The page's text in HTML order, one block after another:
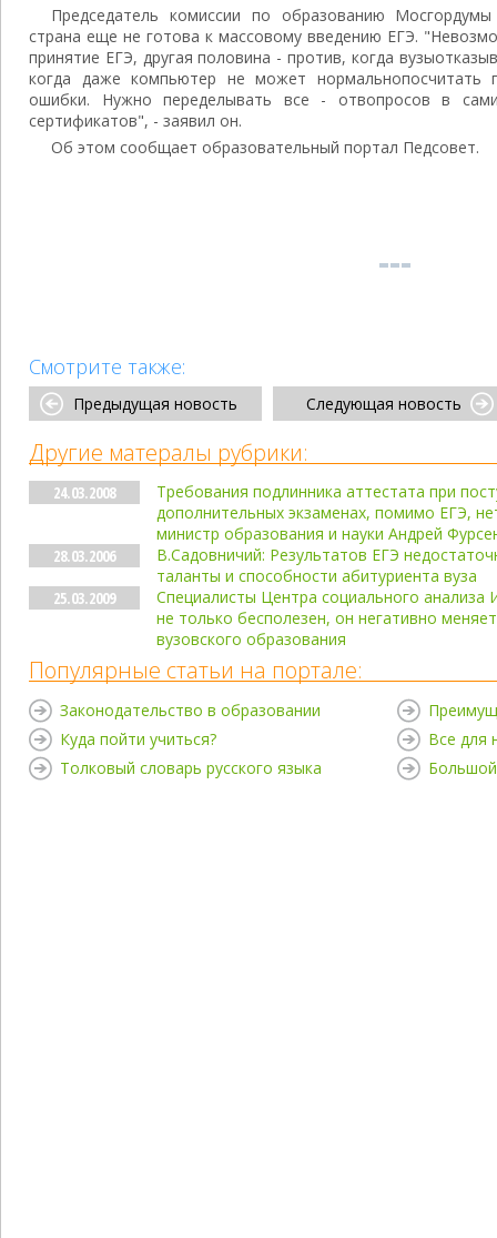
Председатель комиссии по образованию
страна еще не готова к массовому введению ЕГЭ.
принятие ЕГЭ, другая половина - против, когда
когда даже компьютер не может нормальнопосчитать
ошибки. Нужно переделывать все - отвопросов в
сертификатов", - заявил он.
Об этом сообщает образовательный портал Педсовет.
Смотрите также:
Предыдущая новость Следующая новость
Другие матералы рубрики:
24.03.2008
Требования подлинника аттестата при
дополнительных экзаменах, помимо ЕГЭ,
министр образования и науки Андрей
28.03.2006
В.Садовничий: Результатов ЕГЭ
таланты и способности абитуриента вуза
25.03.2009
Специалисты Центра социального
не только бесполезен, он негативно
вузовского образования
Популярные статьи на портале:
Законодательство в образовании
Куда пойти учиться?
Толковый словарь русского языка
Все для
Большой